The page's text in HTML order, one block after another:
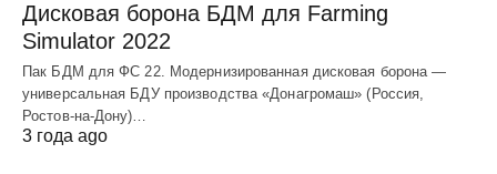
Дисковая борона БДМ для Farming
Simulator 2022
Пак БДМ для ФС 22. Модернизированная дисковая борона —
универсальная БДУ производства «Донагромаш» (Россия,
Ростов-на-Дону)…
3 года ago